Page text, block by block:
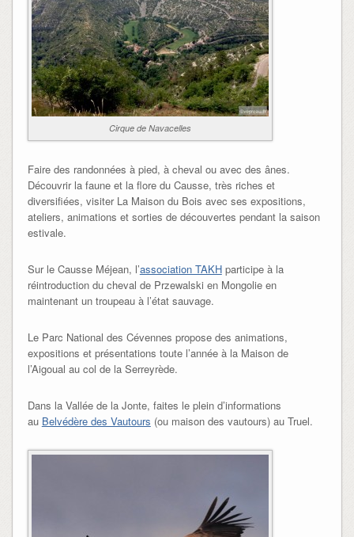
Cirque de Navacelles
Faire des randonnées à pied, à cheval ou avec des ânes.
Découvrir la faune et la flore du Causse, très riches et
diversifiées, visiter La Maison du Bois avec ses expositions,
ateliers, animations et sorties de découvertes pendant la saison
estivale.
Sur le Causse Méjean, l’association TAKHparticipe à la
réintroduction du cheval de Przewalski en Mongolie en
maintenant un troupeau à l’état sauvage.
Le Parc National des Cévennes propose des animations,
expositions et présentations toute l’année à la Maison de
l’Aigoual au col de la Serreyrède.
Dans la Vallée de la Jonte, faites le plein d’informations
au Belvédère des Vautours (ou maison des vautours) au Truel.